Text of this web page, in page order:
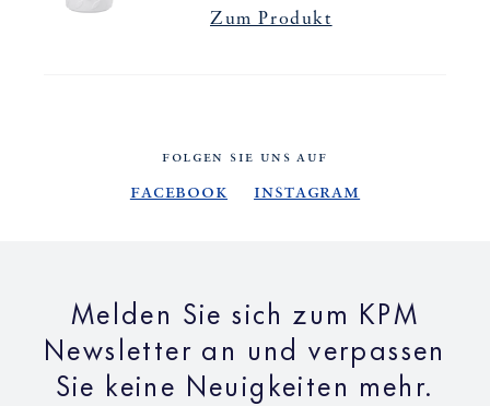
Zum Produkt
FOLGEN SIE UNS AUF
Facebook Instagram
Melden Sie sich zum KPM
Newsletter an und verpassen
Sie keine Neuigkeiten mehr.